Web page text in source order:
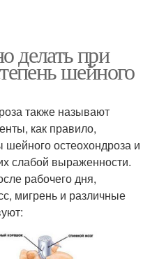
делать при
шейного
также называют
как правило,
остеохондроза и
слабой выраженности.
рабочего дня,
мигрень и различные